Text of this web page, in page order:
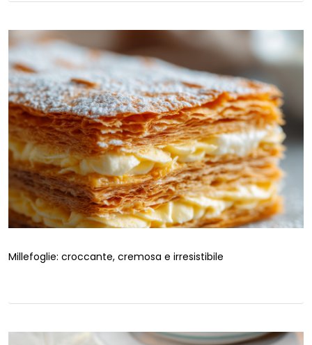
Millefoglie: croccante, cremosa e irresistibile